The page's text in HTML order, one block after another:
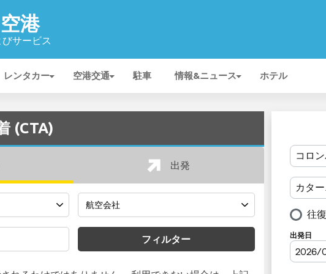
港
サービス
レンタカー 空港交通 駐車 情報&ニュース ホテル
(CTA)
出発
フィルター